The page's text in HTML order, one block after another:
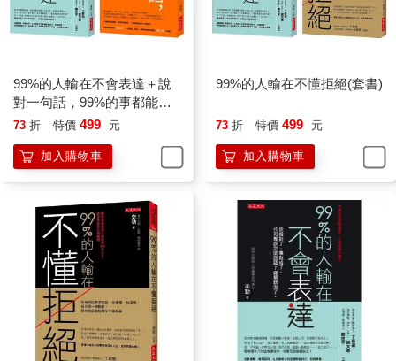
好的，只有真正好的產品才敢賣高價。您說對不對？」
如果客戶不屑的說：「你們公司是小公司，我是不會跟你們做生
才格外重視這筆生意，才重視客戶、在乎客戶。」當客戶只有看
到某一面時，你要讓他看到另一面。
這樣的情景時常發生，不管作為哪一行的銷售者，總免不了遭到
暫時不被別人接受而已。下面就是一份清單，列出關於拒絕的幾
條非常重要的法則，當你再次被別人拒絕時，就能以完全不同的
‧現在拒絕你，並不代表永遠拒絕你。
‧不要害怕被拒絕，有時候這其實是對你的肯定和褒揚。
‧拒絕反映了拒絕者的個性，與被拒絕者無關。就算史蒂夫‧賈伯斯
（Steven Jobs，蘋果公司的聯合創始人之一）這種開發產品的天
才，也會看錯人、做錯事。
‧不要先陷入沮喪的情緒，而是應該先問「為什麼」，誰知道之後
會發生什麼呢？
99%的人輸在不會表達＋說
對一句話，99%的事都能解
決(全二冊套書)
73 折 特價 499 元
加入購物車
99%的人輸在不懂拒絕(套書)
73 折 特價 499 元
加入購物車